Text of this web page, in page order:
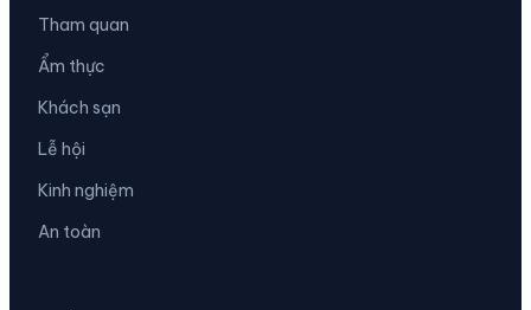
Tham quan
Ẩm thực
Khách sạn
Lễ hội
Kinh nghiệm
An toàn